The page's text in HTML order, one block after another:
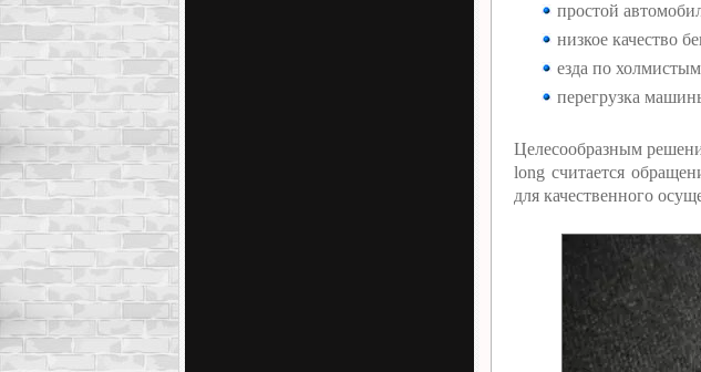
простой
низкое качество
езда по
перегрузка
Целесообразным
long считается
для качественного